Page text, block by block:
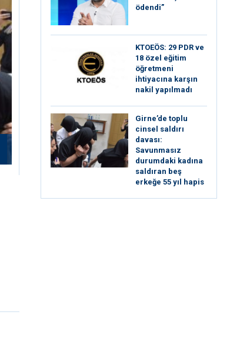
ödendi”
KTOEÖS: 29 PDR ve
18 özel eğitim
öğretmeni
ihtiyacına karşın
nakil yapılmadı
Girne’de toplu
cinsel saldırı
davası:
Savunmasız
durumdaki kadına
saldıran beş
erkeğe 55 yıl hapis